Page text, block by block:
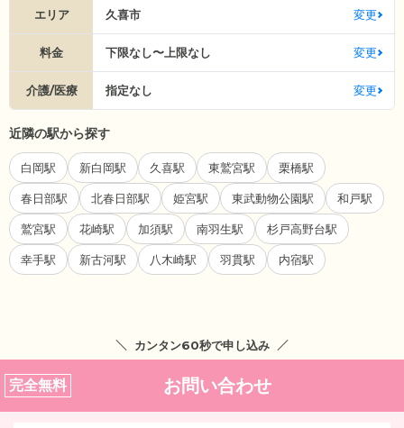
エリア 久喜市 変更
料金 下限なし〜上限なし 変更
介護/医療 指定なし 変更
近隣の駅から探す
白岡駅 新白岡駅 久喜駅 東鷲宮駅 栗橋駅
春日部駅 北春日部駅 姫宮駅 東武動物公園駅 和戸駅
鷲宮駅 花崎駅 加須駅 南羽生駅 杉戸高野台駅
幸手駅 新古河駅 八木崎駅 羽貫駅 内宿駅
カンタン60秒で申し込み
完全無料 お問い合わせ